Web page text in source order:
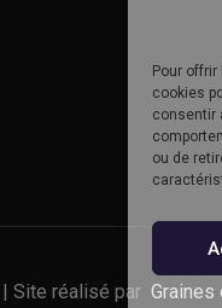
Pour
cookies
consentir
ou de
Site réalisé par Graines